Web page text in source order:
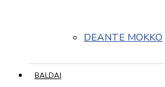
DEANTE MOKKO
BALDAI